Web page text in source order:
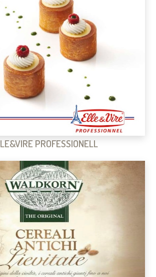
PROFESSIONELL